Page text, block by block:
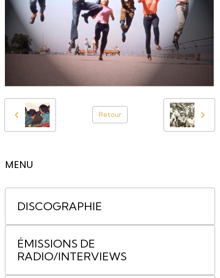
Retour
MENU
DISCOGRAPHIE
ÉMISSIONS DE
RADIO/INTERVIEWS